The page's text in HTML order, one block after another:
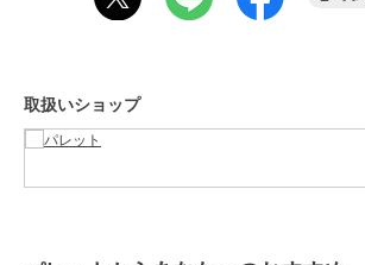
AppStore、GooglePlayから「ハナノヒBe」と検
ロード出来ます。
この商品は無料ギフトサービスの対象商品です
取扱いショップ